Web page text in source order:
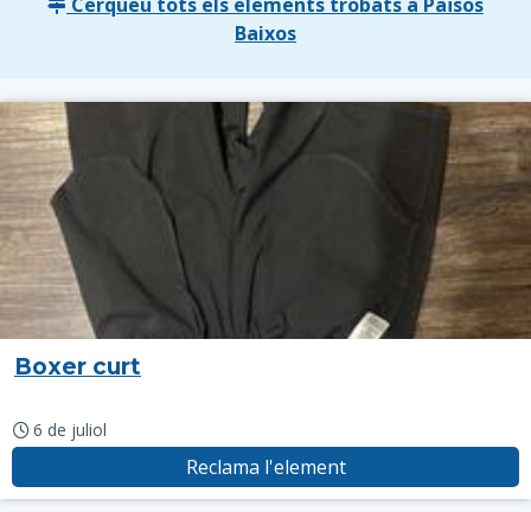
Baixos
Boxer curt
6 de juliol
Reclama l'element